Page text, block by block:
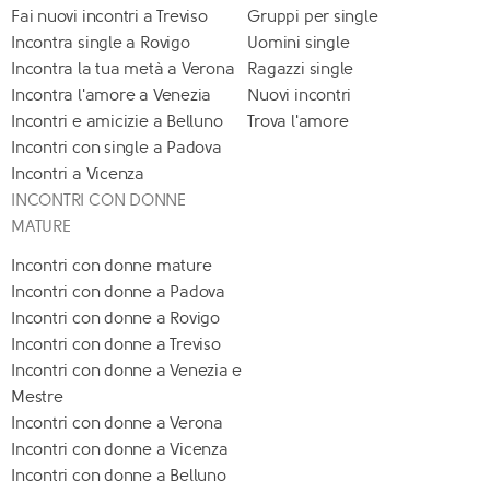
Fai nuovi incontri a Treviso
Incontra single a Rovigo
Incontra la tua metà a Verona
Incontra l'amore a Venezia
Incontri e amicizie a Belluno
Incontri con single a Padova
Incontri a Vicenza
Gruppi per single
Uomini single
Ragazzi single
Nuovi incontri
Trova l'amore
INCONTRI CON DONNE
MATURE
Incontri con donne mature
Incontri con donne a Padova
Incontri con donne a Rovigo
Incontri con donne a Treviso
Incontri con donne a Venezia e
Mestre
Incontri con donne a Verona
Incontri con donne a Vicenza
Incontri con donne a Belluno